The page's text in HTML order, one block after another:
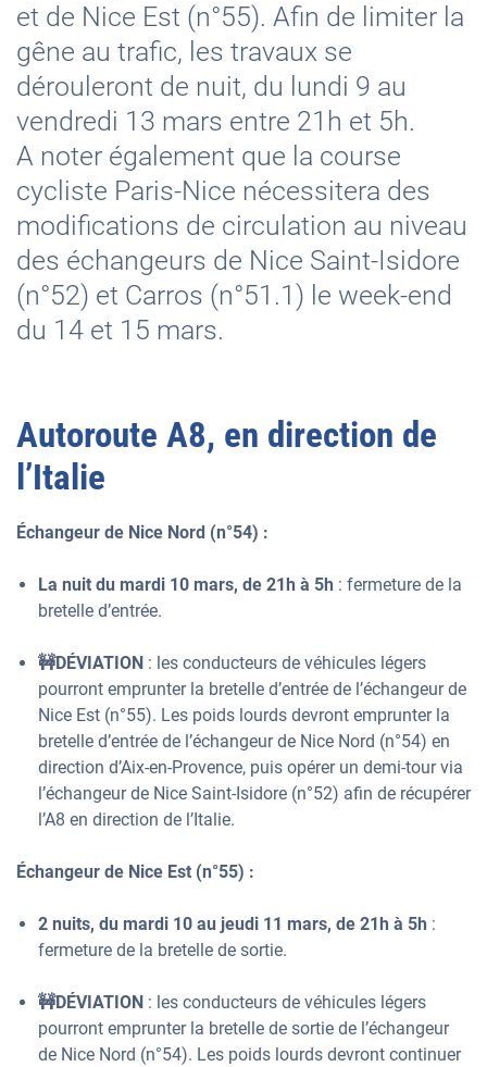
et de Nice Est (n°55). Afin de limiter la
gêne au trafic, les travaux se
dérouleront de nuit, du lundi 9 au
vendredi 13 mars entre 21h et 5h.
A noter également que la course
cycliste Paris-Nice nécessitera des
modifications de circulation au niveau
des échangeurs de Nice Saint-Isidore
(n°52) et Carros (n°51.1) le week-end
du 14 et 15 mars.
Autoroute A8, en direction de
l’Italie
Échangeur de Nice Nord (n°54) :
La nuit du mardi 10 mars, de 21h à 5h : fermeture de la
bretelle d’entrée.
🚧DÉVIATION : les conducteurs de véhicules légers
pourront emprunter la bretelle d’entrée de l’échangeur de
Nice Est (n°55). Les poids lourds devront emprunter la
bretelle d’entrée de l’échangeur de Nice Nord (n°54) en
direction d’Aix-en-Provence, puis opérer un demi-tour via
l’échangeur de Nice Saint-Isidore (n°52) afin de récupérer
l’A8 en direction de l’Italie.
Échangeur de Nice Est (n°55) :
2 nuits, du mardi 10 au jeudi 11 mars, de 21h à 5h :
fermeture de la bretelle de sortie.
🚧DÉVIATION : les conducteurs de véhicules légers
pourront emprunter la bretelle de sortie de l’échangeur
de Nice Nord (n°54). Les poids lourds devront continuer